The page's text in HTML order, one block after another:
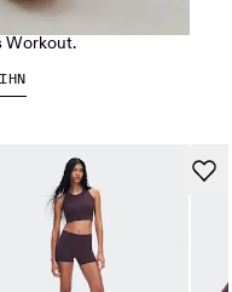
5
Workout.